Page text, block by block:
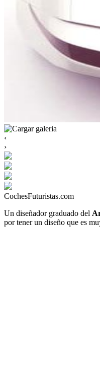
‹
›
CochesFuturistas.com
Un diseñador graduado del
por tener un diseño que es